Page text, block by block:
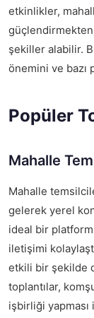
etkinlikler,
şekiller alabilir.
önemini ve
Popüler
Mahalle
Mahalle
gelerek yerel
ideal bir
iletişimi
etkili bir şekilde
toplantılar,
işbirliği yapması